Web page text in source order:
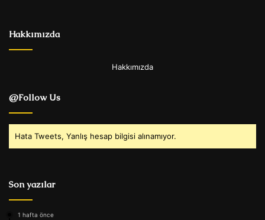
Hakkımızda
Hakkımızda
@Follow Us
Hata Tweets, Yanlış hesap bilgisi alınamıyor.
Son yazılar
1 hafta önce